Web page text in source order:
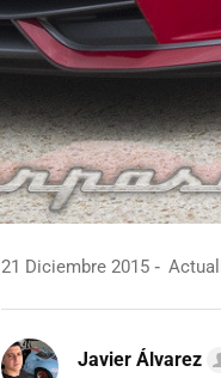
21 Diciembre 2015
Javier Álvarez